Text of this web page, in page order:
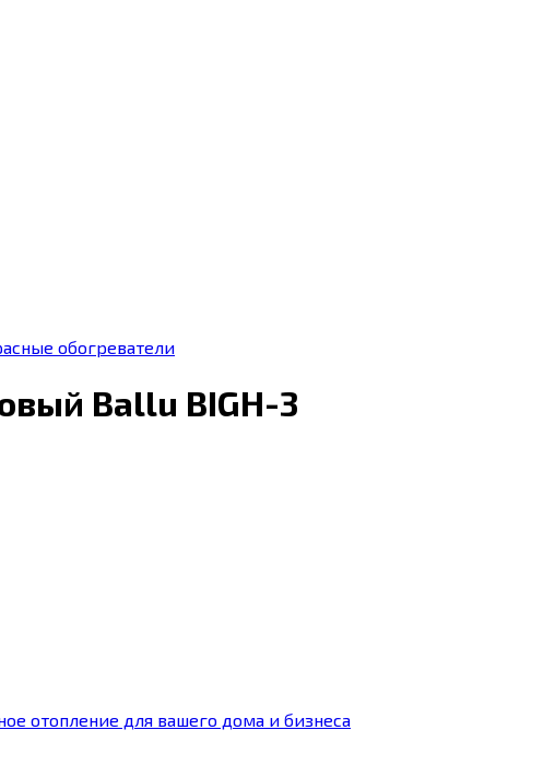
обогреватели
Ballu BIGH-3
отопление для вашего дома и бизнеса